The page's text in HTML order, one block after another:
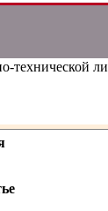
технической